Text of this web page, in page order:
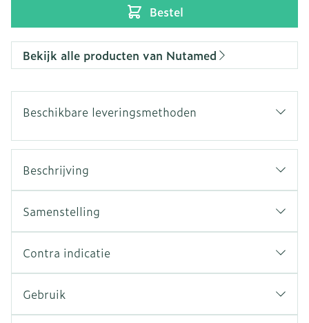
Bestel
Bekijk alle producten van Nutamed
Beschikbare leveringsmethoden
Beschrijving
Samenstelling
Contra indicatie
Gebruik